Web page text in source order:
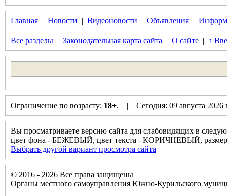
Главная | Новости | Видеоновости | Объявления |
Все разделы | Законодательная карта сайта | О сайте | ↑
Ограничение по возрасту: 18+. | Сегодня: 09 августа
Вы просматриваете версию сайта для слабовидящих в
цвет фона - БЕЖЕВЫЙ, цвет текста - КОРИЧНЕВЫЙ,
Выбрать другой вариант просмотра сайта
© 2016 - 2026 Все права защищены
Органы местного самоуправления Южно-Курильского